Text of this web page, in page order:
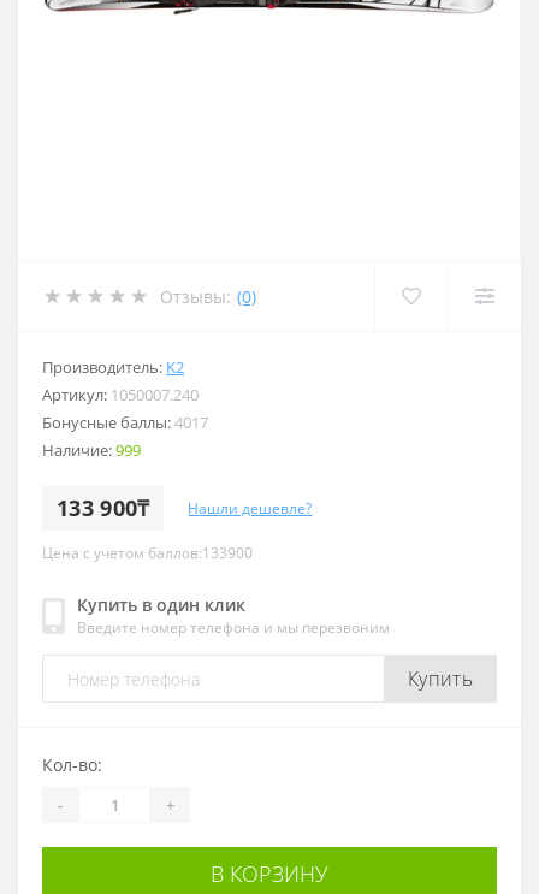
Отзывы: (0)
Производитель: K2
Артикул: 1050007.240
Бонусные баллы:4017
Наличие:999
133 900₸ Нашли дешевле?
Цена с учетом баллов:133900
Купить в один клик
Введите номер телефона и мы перезвоним
Купить
Кол-во:
- +
В КОРЗИНУ